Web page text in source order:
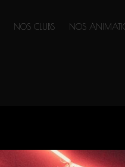
NOS CLUBS NOS